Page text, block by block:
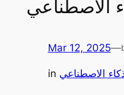
Mar 12, 2025—
in الاصطناعي